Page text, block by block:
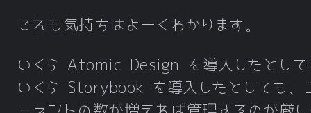
これも気持ちはよーくわかります。
いくら Atomic Design を導入したとして
いくら Storybook を導入したとしても、